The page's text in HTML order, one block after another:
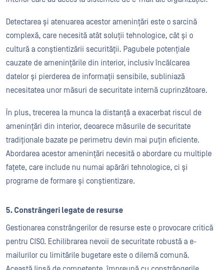
Detectarea și atenuarea acestor amenințări este o sarcină
complexă, care necesită atât soluții tehnologice, cât și o
cultură a conștientizării securității. Pagubele potențiale
cauzate de amenințările din interior, inclusiv încălcarea
datelor și pierderea de informații sensibile, subliniază
necesitatea unor măsuri de securitate internă cuprinzătoare.
În plus, trecerea la munca la distanță a exacerbat riscul de
amenințări din interior, deoarece măsurile de securitate
tradiționale bazate pe perimetru devin mai puțin eficiente.
Abordarea acestor amenințări necesită o abordare cu multiple
fațete, care include nu numai apărări tehnologice, ci și
programe de formare și conștientizare.
5. Constrângeri legate de resurse
Gestionarea constrângerilor de resurse este o provocare critică
pentru CISO. Echilibrarea nevoii de securitate robustă a e-
mailurilor cu limitările bugetare este o dilemă comună.